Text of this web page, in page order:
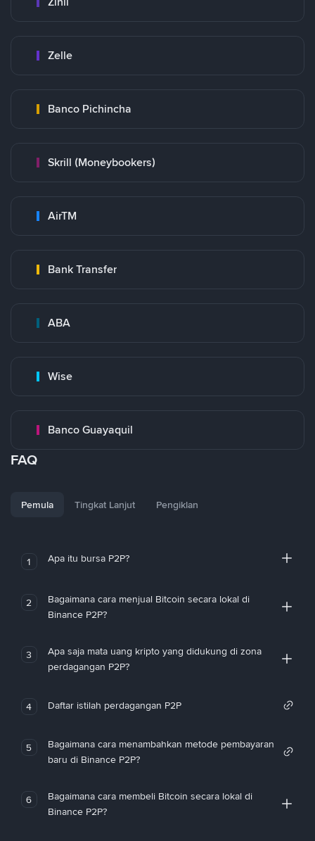
Zelle
Banco Pichincha
Skrill (Moneybookers)
AirTM
Bank Transfer
ABA
Wise
Banco Guayaquil
FAQ
Pemula Tingkat Lanjut Pengiklan
1 Apa itu bursa P2P?
2
Bagaimana cara menjual Bitcoin secara lokal di
Binance P2P?
3
Apa saja mata uang kripto yang didukung di zona
perdagangan P2P?
4 Daftar istilah perdagangan P2P
5
Bagaimana cara menambahkan metode pembayaran
baru di Binance P2P?
6
Bagaimana cara membeli Bitcoin secara lokal di
Binance P2P?